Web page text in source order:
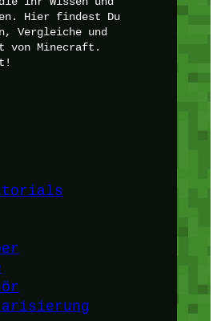
Hier findest Du
Vergleiche und
von Minecraft.